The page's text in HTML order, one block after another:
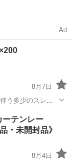
Ad
8月7日
現地でご確認くだ
※中古品のた...
ーテンレー
・未開封品》
8月4日